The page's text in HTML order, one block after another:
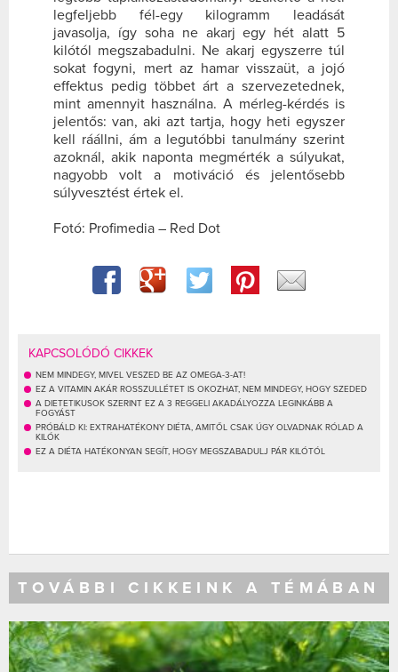
legfeljebb fél-egy kilogramm leadását
javasolja, így soha ne akarj egy hét alatt 5
kilótól megszabadulni. Ne akarj egyszerre túl
sokat fogyni, mert az hamar visszaüt, a jojó
effektus pedig többet árt a szervezetednek,
mint amennyit használna. A mérleg-kérdés is
jelentős: van, aki azt tartja, hogy heti egyszer
kell ráállni, ám a legutóbbi tanulmány szerint
azoknál, akik naponta megmérték a súlyukat,
nagyobb volt a motiváció és jelentősebb
súlyvesztést értek el.
Fotó: Profimedia – Red Dot
KAPCSOLÓDÓ CIKKEK
NEM MINDEGY, MIVEL VESZED BE AZ OMEGA-3-AT!
EZ A VITAMIN AKÁR ROSSZULLÉTET IS OKOZHAT, NEM MINDEGY, HOGY SZEDED
A DIETETIKUSOK SZERINT EZ A 3 REGGELI AKADÁLYOZZA LEGINKÁBB A
FOGYÁST
PRÓBÁLD KI: EXTRAHATÉKONY DIÉTA, AMITŐL CSAK ÚGY OLVADNAK RÓLAD A
KILÓK
EZ A DIÉTA HATÉKONYAN SEGÍT, HOGY MEGSZABADULJ PÁR KILÓTÓL
TOVÁBBI CIKKEINK A TÉMÁBAN